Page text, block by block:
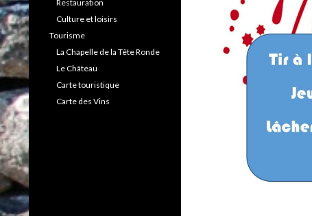
Restauration
Culture et loisirs
Tourisme
La Chapelle de la Tête Ronde
Le Château
Carte touristique
Carte des Vins